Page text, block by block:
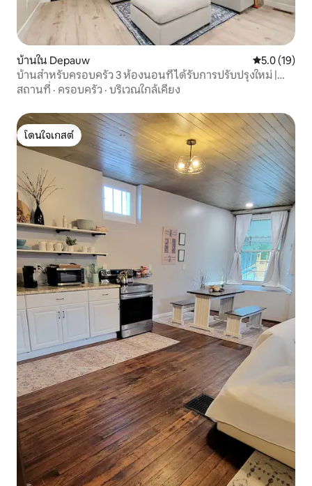
บ้านใน Depauw คะแนนเฉลี่ย
5.0 (19)
บ้านสำหรับครอบครัว 3 ห้องนอนที่ได้รับการปรับปรุงใหม่ |
ห้องนอนใหญ่มีเตียงคิงไซส์
สถานที่ · ครอบครัว · บริเวณใกล้เคียง
โดนใจเกสต์
โดนใจเกสต์